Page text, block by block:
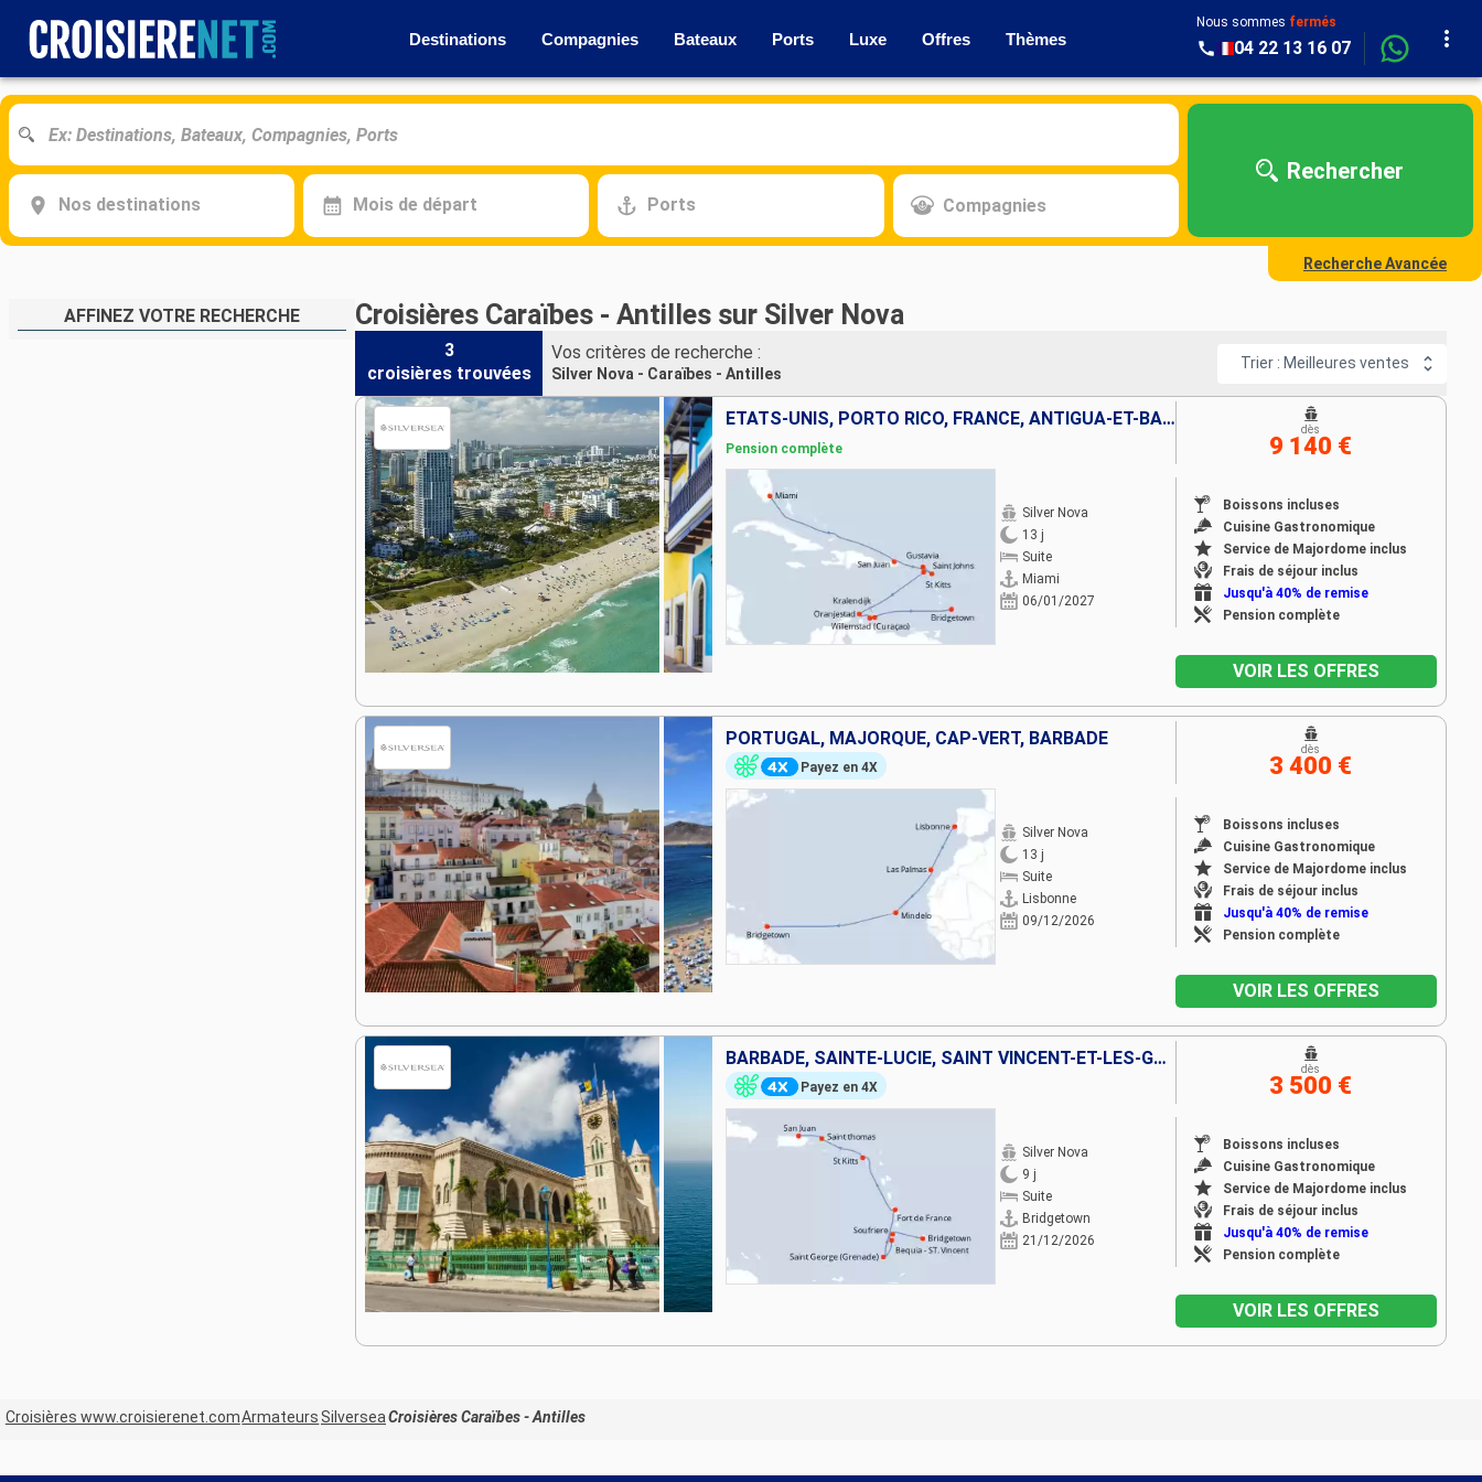
Destinations Compagnies Bateaux Ports Luxe Offres Thèmes
Nous sommes fermés
04 22 13 16 07
Nos destinations Mois de départ Ports Compagnies
Rechercher
Recherche Avancée
AFFINEZ VOTRE RECHERCHE Croisières Caraïbes - Antilles sur Silver Nova
3
croisières trouvées
Vos critères de recherche :
Silver Nova - Caraïbes - Antilles
Trier : Meilleures ventes
ÉTATS-UNIS, PORTO RICO, FRANCE, ANTIGUA-ET-BARBUDA, ARUBA, BONAIRE, BARBADE
Pension complète
Silver Nova
13 j
Suite
Miami
06/01/2027
Boissons incluses
Cuisine Gastronomique
Service de Majordome inclus
Frais de séjour inclus
Jusqu'à 40% de remise
Pension complète
dès
9 140 €
VOIR LES OFFRES
PORTUGAL, MAJORQUE, CAP-VERT, BARBADE
Payez en 4X
Silver Nova
13 j
Suite
Lisbonne
09/12/2026
Boissons incluses
Cuisine Gastronomique
Service de Majordome inclus
Frais de séjour inclus
Jusqu'à 40% de remise
Pension complète
dès
3 400 €
VOIR LES OFFRES
BARBADE, SAINTE-LUCIE, SAINT VINCENT-ET-LES-GRENADINES, GRENADE, MARTINIQUE, ANTIGUA-ET-BARBUDA, SAINT-THOMAS, PORTO RICO
Payez en 4X
Silver Nova
9 j
Suite
Bridgetown
21/12/2026
Boissons incluses
Cuisine Gastronomique
Service de Majordome inclus
Frais de séjour inclus
Jusqu'à 40% de remise
Pension complète
dès
3 500 €
VOIR LES OFFRES
Croisières www.croisierenet.comArmateursSilverseaCroisières Caraïbes - Antilles